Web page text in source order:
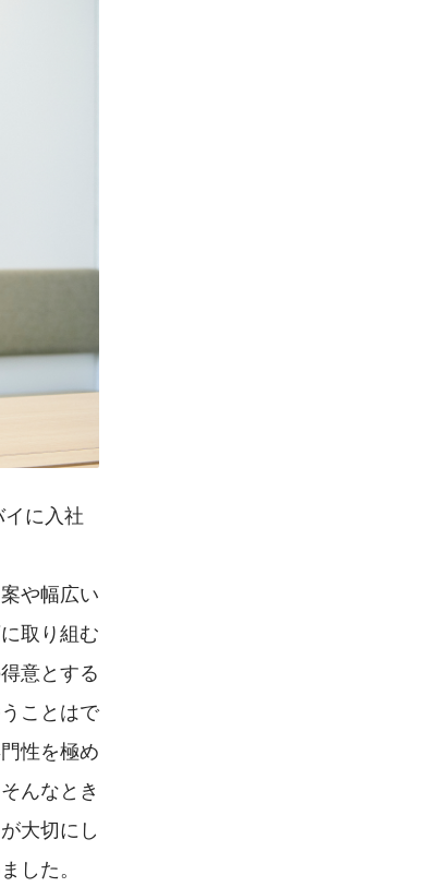
に入社
や幅広い
取り組む
意とする
ことはで
性を極め
んなとき
大切にし
した。